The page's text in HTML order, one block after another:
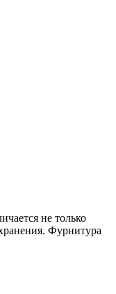
не только
Фурнитура